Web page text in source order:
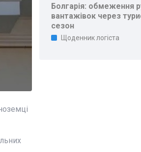
Болгарія: обмеження
вантажівок через
сезон
Щоденник логіста